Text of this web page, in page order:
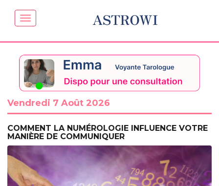
ASTROWI
Vendredi 7 Août 2026
COMMENT LA NUMÉROLOGIE INFLUENCE VOTRE
MANIÈRE DE COMMUNIQUER